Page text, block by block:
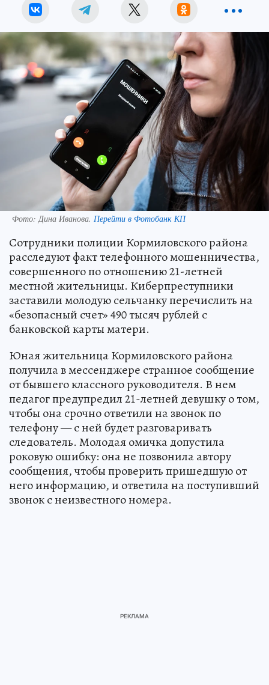
Фото:Дина Иванова. Перейти в Фотобанк КП
Сотрудники полиции Кормиловского района
расследуют факт телефонного мошенничества,
совершенного по отношению 21-летней
местной жительницы. Киберпреступники
заставили молодую сельчанку перечислить на
«безопасный счет» 490 тысяч рублей с
банковской карты матери.
Юная жительница Кормиловского района
получила в мессенджере странное сообщение
от бывшего классного руководителя. В нем
педагог предупредил 21-летней девушку о том,
чтобы она срочно ответили на звонок по
телефону — с ней будет разговаривать
следователь. Молодая омичка допустила
роковую ошибку: она не позвонила автору
сообщения, чтобы проверить пришедшую от
него информацию, и ответила на поступивший
звонок с неизвестного номера.